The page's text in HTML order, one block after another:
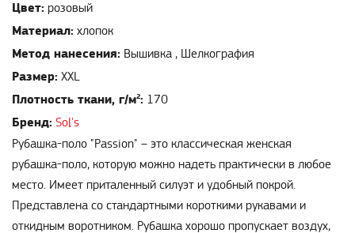
Цвет: розовый
Материал: хлопок
Метод нанесения: Вышивка , Шелкография
Размер: XXL
Плотность ткани, г/м²: 170
Бренд: Sol's
Рубашка-поло "Passion" – это классическая женская
рубашка-поло, которую можно надеть практически в любое
место. Имеет приталенный силуэт и удобный покрой.
Представлена со стандартными короткими рукавами и
откидным воротником. Рубашка хорошо пропускает воздух,